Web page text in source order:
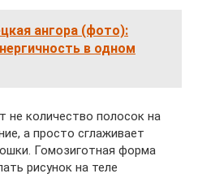
ангора (фото):
в одном
не количество полосок на
а просто сглаживает
Гомозиготная форма
рисунок на теле